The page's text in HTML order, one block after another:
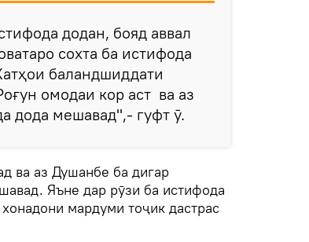
додан, бояд аввал
сохта ба истифода
баландшиддати
омодаи кор аст ва аз
дода мешавад",- гуфт ӯ.
ва аз Душанбе ба дигар
Яъне дар рӯзи ба истифода
мардуми тоҷик дастрас